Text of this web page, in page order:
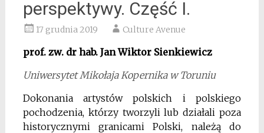
perspektywy. Część I.
17 grudnia 2019 Culture Avenue
prof. zw. dr hab. Jan Wiktor Sienkiewicz
Uniwersytet Mikołaja Kopernika w Toruniu
Dokonania artystów polskich i polskiego
pochodzenia, którzy tworzyli lub działali poza
historycznymi granicami Polski, należą do